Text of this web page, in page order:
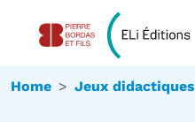
Home Jeux didactiques